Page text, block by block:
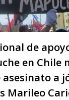
de
en Chile
a
Marileo